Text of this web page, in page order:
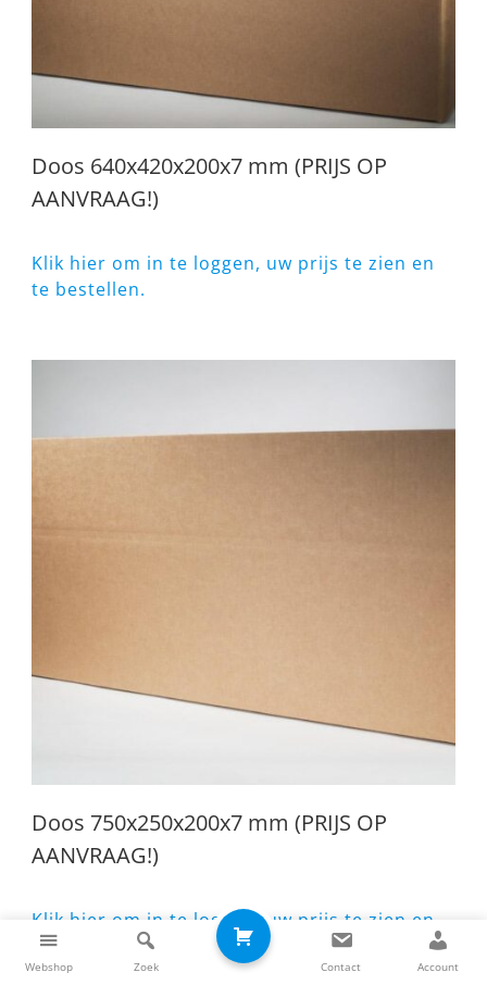
Doos 640x420x200x7 mm (PRIJS OP
AANVRAAG!)
Klik hier om in te loggen, uw prijs te zien en
te bestellen.
Doos 750x250x200x7 mm (PRIJS OP
AANVRAAG!)
Klik hier om in te loggen, uw prijs te zien en
te bestellen.
Webshop Zoek Contact Account